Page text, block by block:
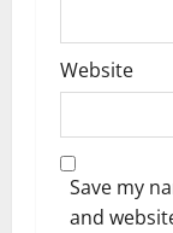
Website
Save my
and